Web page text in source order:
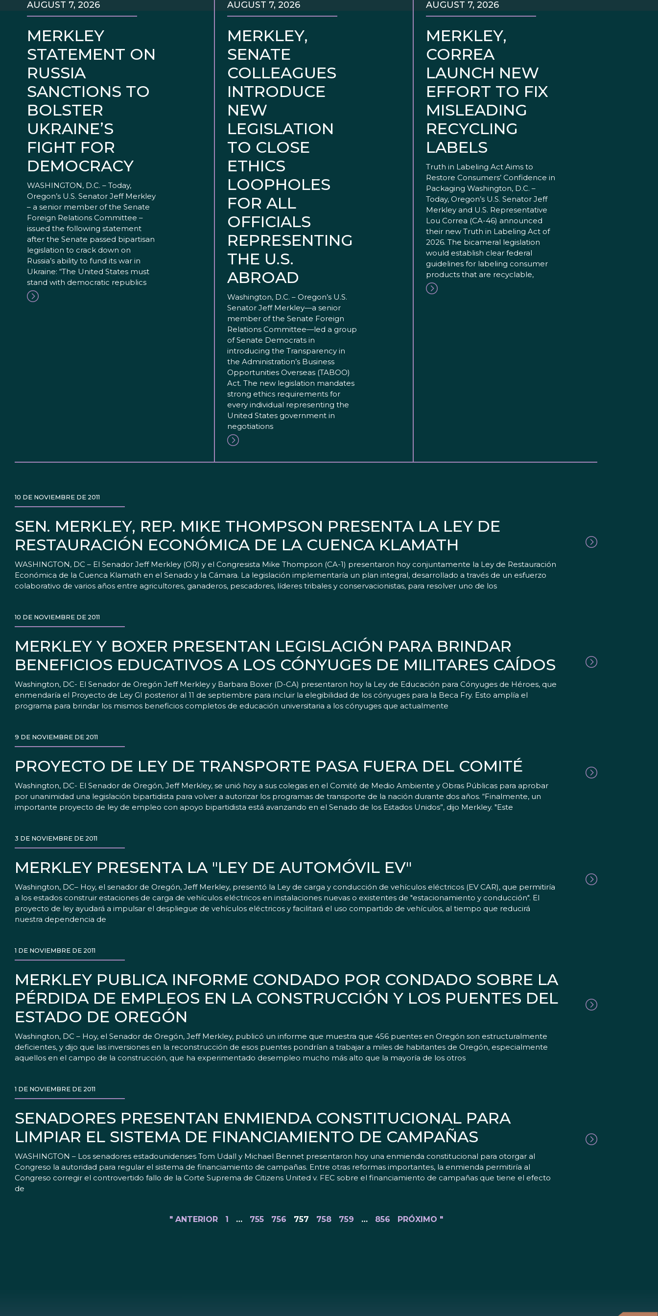
MERKLEY
STATEMENT ON
RUSSIA
SANCTIONS TO
BOLSTER
UKRAINE’S
FIGHT FOR
DEMOCRACY
AUGUST 7, 2026
WASHINGTON, D.C. – Today,
Oregon’s U.S. Senator Jeff Merkley
– a senior member of the Senate
Foreign Relations Committee –
issued the following statement
after the Senate passed bipartisan
legislation to crack down on
Russia’s ability to fund its war in
Ukraine: “The United States must
stand with democratic republics
MERKLEY,
SENATE
COLLEAGUES
INTRODUCE
NEW
LEGISLATION
TO CLOSE
ETHICS
LOOPHOLES
FOR ALL
OFFICIALS
REPRESENTING
THE U.S.
ABROAD
AUGUST 7, 2026
Washington, D.C. – Oregon’s U.S.
Senator Jeff Merkley—a senior
member of the Senate Foreign
Relations Committee—led a group
of Senate Democrats in
introducing the Transparency in
the Administration’s Business
Opportunities Overseas (TABOO)
Act. The new legislation mandates
strong ethics requirements for
every individual representing the
United States government in
negotiations
MERKLEY,
CORREA
LAUNCH NEW
EFFORT TO FIX
MISLEADING
RECYCLING
LABELS
AUGUST 7, 2026
Truth in Labeling Act Aims to
Restore Consumers’ Confidence in
Packaging Washington, D.C. –
Today, Oregon’s U.S. Senator Jeff
Merkley and U.S. Representative
Lou Correa (CA-46) announced
their new Truth in Labeling Act of
2026. The bicameral legislation
would establish clear federal
guidelines for labeling consumer
products that are recyclable,
SEN. MERKLEY, REP. MIKE THOMPSON PRESENTA LA LEY DE
RESTAURACIÓN ECONÓMICA DE LA CUENCA KLAMATH
10 DE NOVIEMBRE DE 2011
WASHINGTON, DC – El Senador Jeff Merkley (OR) y el Congresista Mike Thompson (CA-1) presentaron hoy conjuntamente la Ley de Restauración
Económica de la Cuenca Klamath en el Senado y la Cámara. La legislación implementaría un plan integral, desarrollado a través de un esfuerzo
colaborativo de varios años entre agricultores, ganaderos, pescadores, líderes tribales y conservacionistas, para resolver uno de los
MERKLEY Y BOXER PRESENTAN LEGISLACIÓN PARA BRINDAR
BENEFICIOS EDUCATIVOS A LOS CÓNYUGES DE MILITARES CAÍDOS
10 DE NOVIEMBRE DE 2011
Washington, DC- El Senador de Oregón Jeff Merkley y Barbara Boxer (D-CA) presentaron hoy la Ley de Educación para Cónyuges de Héroes, que
enmendaría el Proyecto de Ley GI posterior al 11 de septiembre para incluir la elegibilidad de los cónyuges para la Beca Fry. Esto amplía el
programa para brindar los mismos beneficios completos de educación universitaria a los cónyuges que actualmente
PROYECTO DE LEY DE TRANSPORTE PASA FUERA DEL COMITÉ
9 DE NOVIEMBRE DE 2011
Washington, DC- El Senador de Oregón, Jeff Merkley, se unió hoy a sus colegas en el Comité de Medio Ambiente y Obras Públicas para aprobar
por unanimidad una legislación bipartidista para volver a autorizar los programas de transporte de la nación durante dos años. “Finalmente, un
importante proyecto de ley de empleo con apoyo bipartidista está avanzando en el Senado de los Estados Unidos”, dijo Merkley. "Este
MERKLEY PRESENTA LA "LEY DE AUTOMÓVIL EV"
3 DE NOVIEMBRE DE 2011
Washington, DC– Hoy, el senador de Oregón, Jeff Merkley, presentó la Ley de carga y conducción de vehículos eléctricos (EV CAR), que permitiría
a los estados construir estaciones de carga de vehículos eléctricos en instalaciones nuevas o existentes de "estacionamiento y conducción". El
proyecto de ley ayudará a impulsar el despliegue de vehículos eléctricos y facilitará el uso compartido de vehículos, al tiempo que reducirá
nuestra dependencia de
MERKLEY PUBLICA INFORME CONDADO POR CONDADO SOBRE LA
PÉRDIDA DE EMPLEOS EN LA CONSTRUCCIÓN Y LOS PUENTES DEL
ESTADO DE OREGÓN
1 DE NOVIEMBRE DE 2011
Washington, DC – Hoy, el Senador de Oregón, Jeff Merkley, publicó un informe que muestra que 456 puentes en Oregón son estructuralmente
deficientes, y dijo que las inversiones en la reconstrucción de esos puentes pondrían a trabajar a miles de habitantes de Oregón, especialmente
aquellos en el campo de la construcción, que ha experimentado desempleo mucho más alto que la mayoría de los otros
SENADORES PRESENTAN ENMIENDA CONSTITUCIONAL PARA
LIMPIAR EL SISTEMA DE FINANCIAMIENTO DE CAMPAÑAS
1 DE NOVIEMBRE DE 2011
WASHINGTON – Los senadores estadounidenses Tom Udall y Michael Bennet presentaron hoy una enmienda constitucional para otorgar al
Congreso la autoridad para regular el sistema de financiamiento de campañas. Entre otras reformas importantes, la enmienda permitiría al
Congreso corregir el controvertido fallo de la Corte Suprema de Citizens United v. FEC sobre el financiamiento de campañas que tiene el efecto
de
" ANTERIOR 1 … 755 756 757 758 759 … 856 PRÓXIMO "